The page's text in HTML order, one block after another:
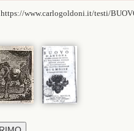
https://www.carlogoldoni.it/testi/